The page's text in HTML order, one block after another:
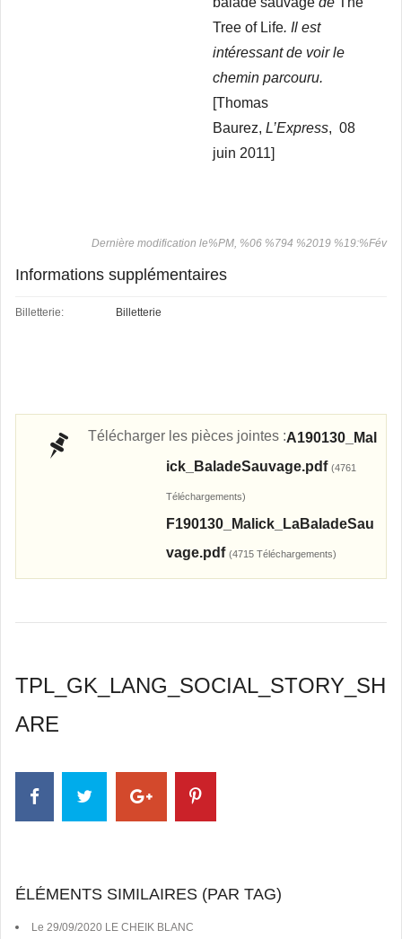
Tree of Life. Il est
intéressant de voir le
chemin parcouru.
[Thomas
Baurez, L’Express, 08
juin 2011]
Dernière modification le%PM, %06 %794 %2019 %19:%Fév
Informations supplémentaires
Billetterie: Billetterie
Télécharger les pièces jointes :A190130_Mal
ick_BaladeSauvage.pdf (4761
Téléchargements)
F190130_Malick_LaBaladeSau
vage.pdf (4715 Téléchargements)
TPL_GK_LANG_SOCIAL_STORY_SH
ARE
ÉLÉMENTS SIMILAIRES (PAR TAG)
Le 29/09/2020 LE CHEIK BLANC